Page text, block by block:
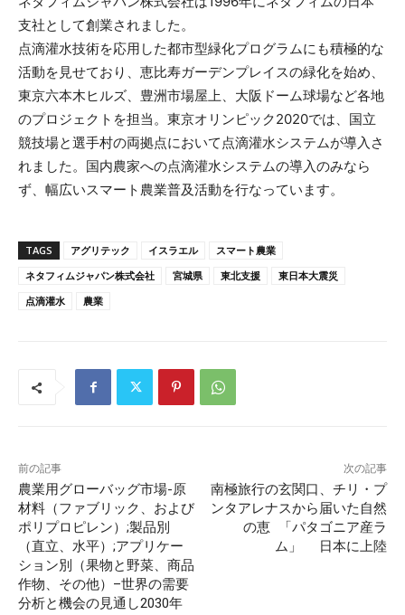
支社として創業されました。
点滴灌水技術を応用した都市型緑化プログラムにも積極的な
活動を見せており、恵比寿ガーデンプレイスの緑化を始め、
東京六本木ヒルズ、豊洲市場屋上、大阪ドーム球場など各地
のプロジェクトを担当。東京オリンピック2020では、国立
競技場と選手村の両拠点において点滴灌水システムが導入さ
れました。国内農家への点滴灌水システムの導入のみなら
ず、幅広いスマート農業普及活動を行なっています。
TAGS アグリテック イスラエル
スマート農業
ネタフィムジャパン株式会社
宮城県 東北支援
東日本大震災
点滴灌水
農業
前の記事
農業用グローバッグ市場-原
材料（ファブリック、および
ポリプロピレン）;製品別
（直立、水平）;アプリケー
ション別（果物と野菜、商品
作物、その他）–世界の需要
分析と機会の見通し2030年
次の記事
南極旅行の玄関口、チリ・プ
ンタアレナスから届いた自然
の恵 「パタゴニア産ラ
ム」 日本に上陸